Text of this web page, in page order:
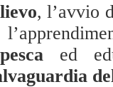
, l’avvio
ed